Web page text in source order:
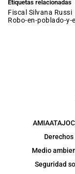
Etiquetas relacionadas
fiscal Silvana Russi
robo-en-poblado-y-
AMIAATAJO
Medio
Seguridad